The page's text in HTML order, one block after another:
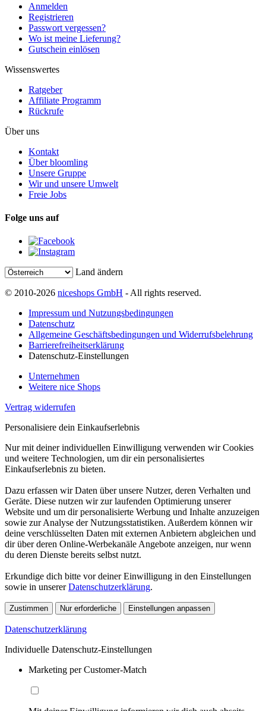
Anmelden
Registrieren
Passwort vergessen?
Wo ist meine Lieferung?
Gutschein einlösen
Wissenswertes
Ratgeber
Affiliate Programm
Rückrufe
Über uns
Kontakt
Über bloomling
Unsere Gruppe
Wir und unsere Umwelt
Freie Jobs
Folge uns auf
Land ändern
© 2010-2026 niceshops GmbH - All rights reserved.
Impressum und Nutzungsbedingungen
Datenschutz
Allgemeine Geschäftsbedingungen und Widerrufsbelehrung
Barrierefreiheitserklärung
Datenschutz-Einstellungen
Unternehmen
Weitere nice Shops
Vertrag widerrufen
Personalisiere dein Einkaufserlebnis
Nur mit deiner individuellen Einwilligung verwenden wir Cookies
und weitere Technologien, um dir ein personalisiertes
Einkaufserlebnis zu bieten.
Dazu erfassen wir Daten über unsere Nutzer, deren Verhalten und
Geräte. Diese nutzen wir zur laufenden Optimierung unserer
Website und um dir personalisierte Werbung und Inhalte anzuzeigen
sowie zur Analyse der Nutzungsstatistiken. Außerdem können wir
deine verschlüsselten Daten mit externen Anbietern abgleichen und
dir über deren Online-Werbekanäle Angebote anzeigen, nur wenn
du deren Dienste bereits selbst nutzt.
Erkundige dich bitte vor deiner Einwilligung in den Einstellungen
sowie in unsererDatenschutzerklärung.
Zustimmen Nur erforderliche Einstellungen anpassen
Datenschutzerklärung
Individuelle Datenschutz-Einstellungen
Marketing per Customer-Match